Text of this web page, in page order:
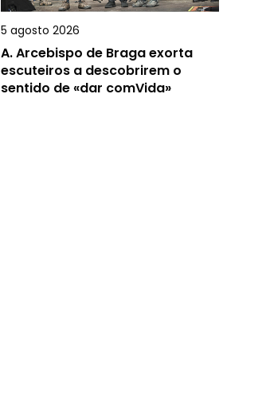
5 agosto 2026
A.Arcebispo de Braga exorta
escuteiros a descobrirem o
sentido de «dar comVida»